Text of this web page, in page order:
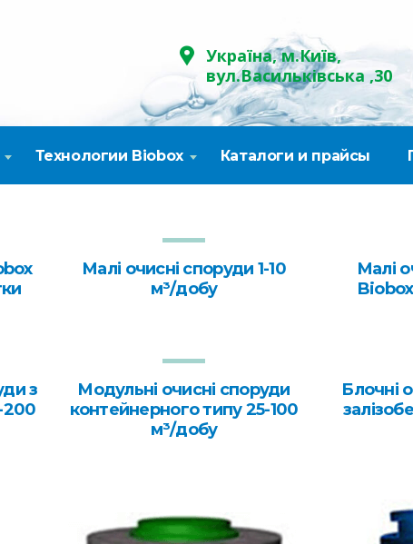
Україна, м.Київ,
вул.Васильківська ,30
Технологии Biobox Каталоги и прайсы
Малі очисні споруди 1-10
м³/добу
Малі
з
200
Модульні очисні споруди
контейнерного типу 25-100
м³/добу
Блочні